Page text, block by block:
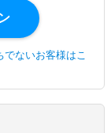
ないお客様はこ